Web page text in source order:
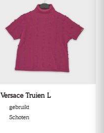
Versace Truien L
gebruikt
Schoten